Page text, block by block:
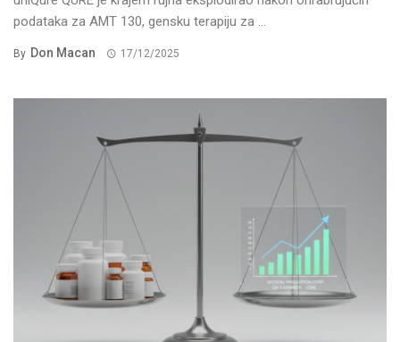
podataka za AMT 130, gensku terapiju za ...
By Don Macan 17/12/2025